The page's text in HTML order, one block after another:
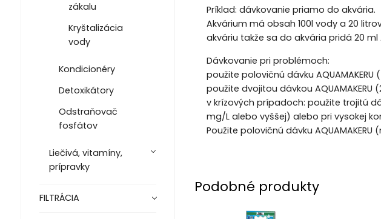
zákalu
Kryštalizácia
vody
Kondicionéry
Detoxikátory
Odstraňovač
fosfátov
Liečivá, vitamíny,
prípravky
FILTRÁCIA
Príklad: dávkovanie priamo do akvária.
Akvárium má obsah 100l vody a 20
akváriu takže sa do akvária pridá 20 ml
Dávkovanie pri problémoch:
použite polovičnú dávku
použite dvojitou dávkou
v krízových prípadoch: použite trojitú
mg/L alebo vyššej) alebo pri vysokej
Použite polovičnú dávku
Podobné produkty